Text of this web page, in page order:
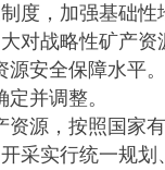
，加强基础性
战略性矿产资
安全保障水平。
并调整。
，按照国家有
实行统一规划